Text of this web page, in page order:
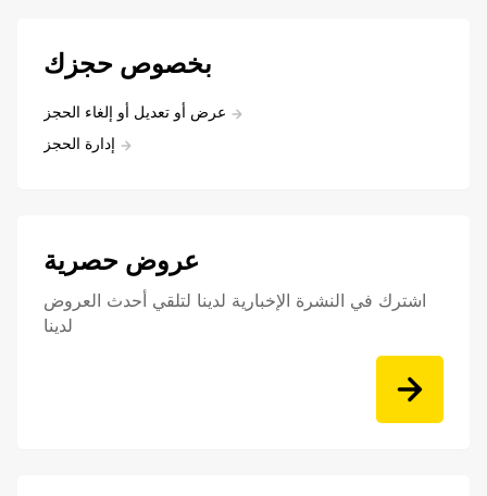
بخصوص حجزك
عرض أو تعديل أو إلغاء الحجز
إدارة الحجز
عروض حصرية
اشترك في النشرة الإخبارية لدينا لتلقي أحدث العروض
لدينا